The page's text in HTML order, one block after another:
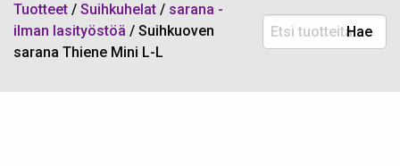
Tuotteet / Suihkuhelat / sarana -
ilman lasityöstöä / Suihkuoven
sarana Thiene Mini L-L
Etsi
tuotteita:
Hae